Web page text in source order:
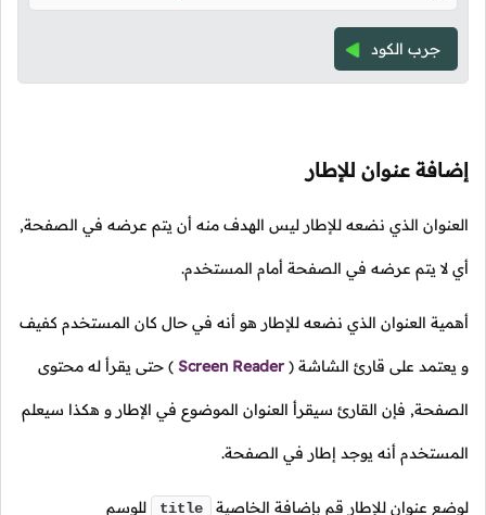
جرب الكود
إضافة عنوان للإطار
العنوان الذي نضعه للإطار ليس الهدف منه أن يتم عرضه في الصفحة,
أي لا يتم عرضه في الصفحة أمام المستخدم.
أهمية العنوان الذي نضعه للإطار هو أنه في حال كان المستخدم كفيف
و يعتمد على قارئ الشاشة (
Screen Reader
) حتى يقرأ له محتوى
الصفحة, فإن القارئ سيقرأ العنوان الموضوع في الإطار و هكذا سيعلم
المستخدم أنه يوجد إطار في الصفحة.
لوضع عنوان للإطار قم بإضافة الخاصية title للوسم